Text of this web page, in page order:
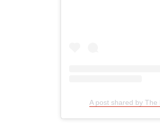
A post shared by